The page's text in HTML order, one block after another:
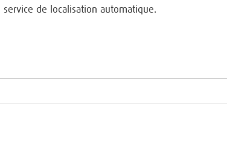
de localisation automatique.